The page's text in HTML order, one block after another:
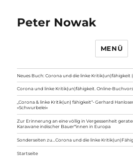
Peter Nowak
MENÜ
Neues Buch: Corona und die linke Kritik(un)fähigkeit
Corona und linke Kritik(un)fähigkeit. Online-
„Corona & linke Kritik(un) fähigkeit“- Gerhard
»Schwurbelei«
Zur Erinnerung an eine völlig in Vergessenheit
Karawane indischer Bauer*innen in Europa
Sonderseiten zu…Corona und die linke
Startseite